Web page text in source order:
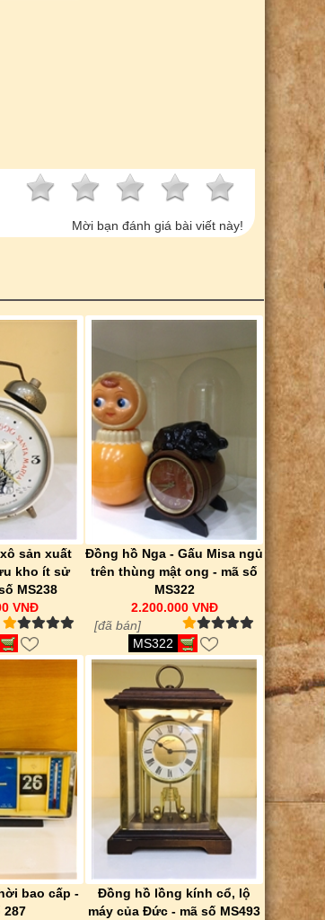
Mời bạn đánh giá bài viết này!
sản xuất
kho ít sử
MS238
VNĐ
Đồng hồ Nga - Gấu Misa ngủ
trên thùng mật ong - mã số
MS322
2.200.000 VNĐ
[đã bán]
MS322
bao cấp -
287
Đồng hồ lồng kính cổ, lộ
máy của Đức - mã số MS493